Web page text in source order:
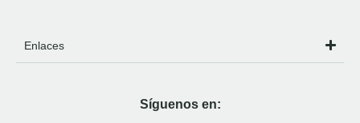
Enlaces
Síguenos en: